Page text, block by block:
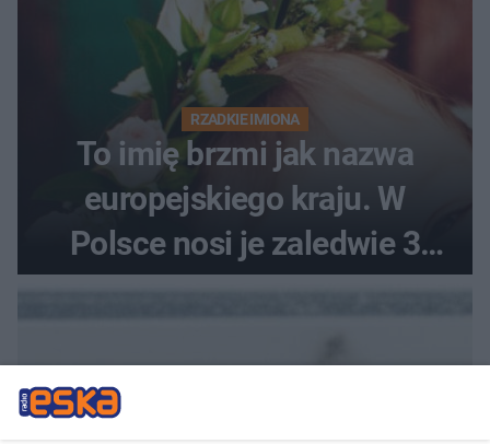
RZADKIE IMIONA
To imię brzmi jak nazwa
europejskiego kraju. W
Polsce nosi je zaledwie 3